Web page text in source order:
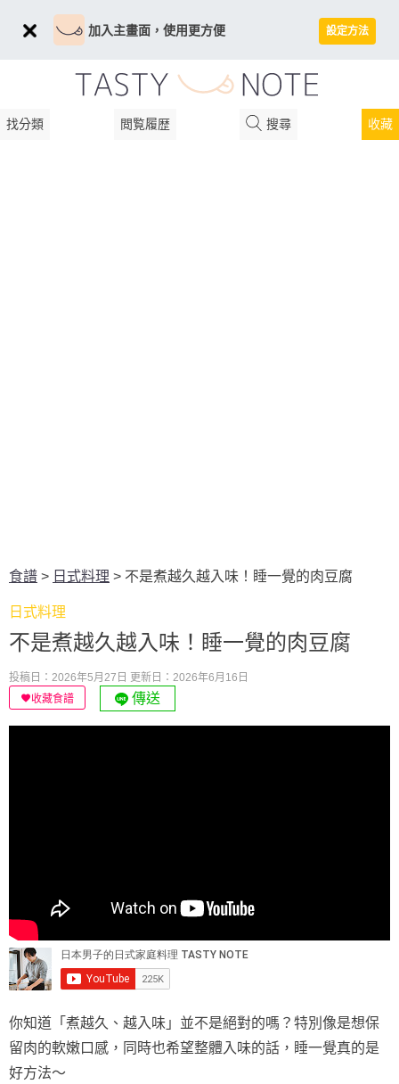
加入主畫面，使用更方便 設定方法
找分類 閲覧履歴 搜尋 收藏
食譜 > 日式料理 > 不是煮越久越入味！睡一覺的肉豆腐
日式料理
不是煮越久越入味！睡一覺的肉豆腐
投稿日：2026年5月27日 更新日：2026年6月16日
收藏食譜
傳送
你知道「煮越久、越入味」並不是絕對的嗎？特別像是想保
留肉的軟嫩口感，同時也希望整體入味的話，睡一覺真的是
好方法～